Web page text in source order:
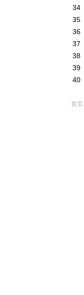
34
35
36
37
38
39
40
首页